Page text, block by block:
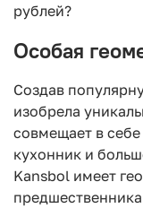
рублей?
Особая
Создав
изобрела
совмещает в
кухонник и
Kansbol имеет